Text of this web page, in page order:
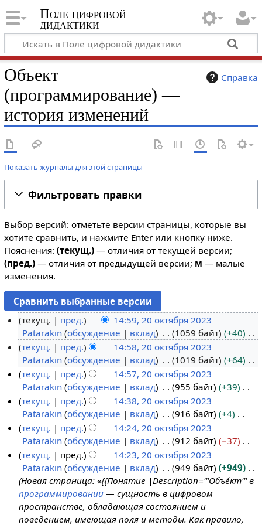
Поле цифровой
дидактики
Справка
Объект
(программирование) —
история изменений
Показать журналы для этой страницы
Фильтровать правки
Выбор версий: отметьте версии страницы, которые вы
хотите сравнить, и нажмите Enter или кнопку ниже.
Пояснения: (текущ.)— отличия от текущей версии;
(пред.)— отличия от предыдущей версии; м — малые
изменения.
0
к
я
р
2
текущ. пред.
14:59, 20 октября 2023
Patarakin обсуждение вклад 1059 байт
+40
Н
е
т
о
п
и
с
а
и
я
п
р
а
текущ. пред.
14:58, 20 октября 2023
Patarakin обсуждение вклад 1019 байт
+64
Н
е
т
о
п
и
с
а
н
и
п
текущ. пред.
14:57, 20 октября 2023
Patarakin обсуждение вклад 955 байт
+39
Н
е
т
о
п
и
с
а
н
и
текущ. пред.
14:38, 20 октября 2023
Patarakin обсуждение вклад 916 байт
+4
Н
е
т
о
п
и
с
а
текущ. пред.
14:24, 20 октября 2023
Patarakin обсуждение вклад 912 байт
−37
Н
е
т
о
п
и
текущ. пред.
14:23, 20 октября 2023
Patarakin обсуждение вклад 949 байт
+949
Новая страница: «{{Понятие |Description='''Объе́кт''' в
программировании — сущность в цифровом
пространстве, обладающая состоянием и
поведением, имеющая поля и методы. Как правило,